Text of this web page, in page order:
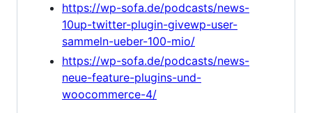
https://wp-sofa.de/podcasts/news-
10up-twitter-plugin-givewp-user-
sammeln-ueber-100-mio/
https://wp-sofa.de/podcasts/news-
neue-feature-plugins-und-
woocommerce-4/